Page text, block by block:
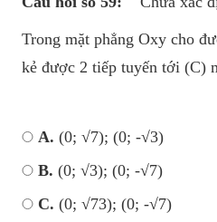
Trong mặt phẳng Oxy cho
kẻ được 2 tiếp tuyến tới (C)
A. (0; √7); (0; -√3)
B. (0; √3); (0; -√7)
C. (0; √73); (0; -√7)